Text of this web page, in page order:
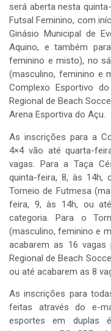
será aberta nesta
Futsal Feminino, com
Ginásio Municipal de
Aquino, e também
feminino e misto), no
(masculino, feminino e
Complexo Esportivo
Regional de Beach
Arena Esportiva do Açu.
As inscrições para a
4×4 vão até quarta-
vagas. Para a Taça
quinta-feira, 8, às 14h,
Torneio de Futmesa
feira, 9, às 14h, ou
categoria. Para o
(masculino, feminino e
acabarem as 16 vagas
Regional de Beach
ou até acabarem as 8
As inscrições para
feitas através do e-
esportes em duplas